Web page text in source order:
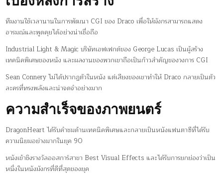
ทีมงานใช้เวลานานในการพัฒนา CGI ของ Draco เพื่อให้มังกรสามารถแสดง
อารมณ์และพูดคุยได้อย่างน่าเชื่อถือ
Industrial Light & Magic บริษัทเอฟเฟกต์ของ George Lucas เป็นผู้สร้าง
เทคนิคพิเศษของหนัง และผลงานของพวกเขาถือเป็นก้าวสำคัญของวงการ CGI
Sean Connery ไม่ได้ปรากฏตัวในหนัง แต่เสียงของเขาทำให้ Draco กลายเป็นตัว
ละครที่ทรงพลังและน่าจดจำอย่างมาก
ความสำเร็จของภาพยนตร์
DragonHeart ได้รับคำชมด้านเทคนิคพิเศษและกลายเป็นหนังแฟนตาซีที่ได้รับ
ความนิยมอย่างมากในยุค 90
หนังเข้าชิงรางวัลออสการ์สาขา Best Visual Effects และได้รับการยกย่องว่าเป็น
หนึ่งในหนังมังกรที่ดีที่สุดของยุค